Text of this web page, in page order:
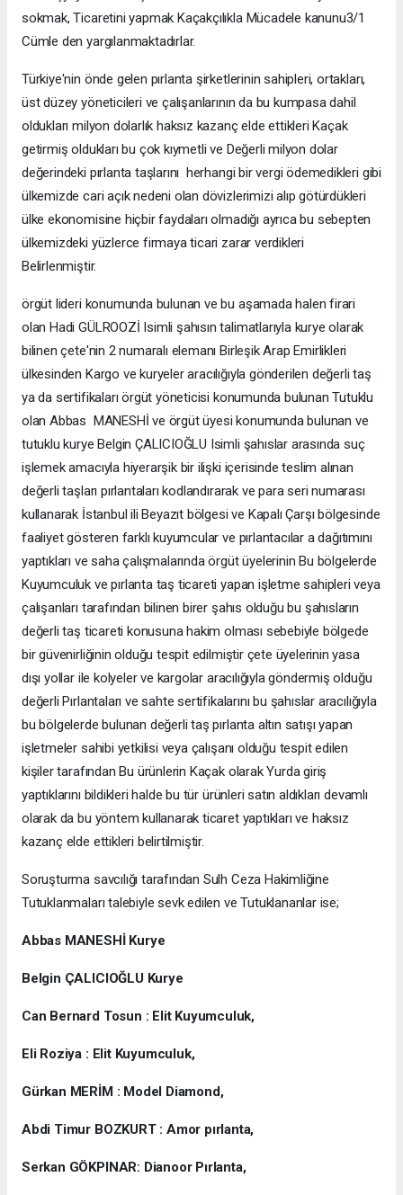
sokmak, Ticaretini yapmak Kaçakçılıkla Mücadele kanunu3/1
Cümle den yargılanmaktadırlar.
Türkiye'nin önde gelen pırlanta şirketlerinin sahipleri, ortakları,
üst düzey yöneticileri ve çalışanlarının da bu kumpasa dahil
oldukları milyon dolarlık haksız kazanç elde ettikleri Kaçak
getirmiş oldukları bu çok kıymetli ve Değerli milyon dolar
değerindeki pırlanta taşlarını herhangi bir vergi ödemedikleri gibi
ülkemizde cari açık nedeni olan dövizlerimizi alıp götürdükleri
ülke ekonomisine hiçbir faydaları olmadığı ayrıca bu sebepten
ülkemizdeki yüzlerce firmaya ticari zarar verdikleri
Belirlenmiştir.
örgüt lideri konumunda bulunan ve bu aşamada halen firari
olan Hadi GÜLROOZİ Isimli şahısın talimatlarıyla kurye olarak
bilinen çete'nin 2 numaralı elemanı Birleşik Arap Emirlikleri
ülkesinden Kargo ve kuryeler aracılığıyla gönderilen değerli taş
ya da sertifikaları örgüt yöneticisi konumunda bulunan Tutuklu
olan Abbas MANESHİ ve örgüt üyesi konumunda bulunan ve
tutuklu kurye Belgin ÇALICIOĞLU Isimli şahıslar arasında suç
işlemek amacıyla hiyerarşik bir ilişki içerisinde teslim alınan
değerli taşları pırlantaları kodlandırarak ve para seri numarası
kullanarak İstanbul ili Beyazıt bölgesi ve Kapalı Çarşı bölgesinde
faaliyet gösteren farklı kuyumcular ve pırlantacılar a dağıtımını
yaptıkları ve saha çalışmalarında örgüt üyelerinin Bu bölgelerde
Kuyumculuk ve pırlanta taş ticareti yapan işletme sahipleri veya
çalışanları tarafından bilinen birer şahıs olduğu bu şahısların
değerli taş ticareti konusuna hakim olması sebebiyle bölgede
bir güvenirliğinin olduğu tespit edilmiştir çete üyelerinin yasa
dışı yollar ile kolyeler ve kargolar aracılığıyla göndermiş olduğu
değerli Pırlantaları ve sahte sertifikalarını bu şahıslar aracılığıyla
bu bölgelerde bulunan değerli taş pırlanta altın satışı yapan
işletmeler sahibi yetkilisi veya çalışanı olduğu tespit edilen
kişiler tarafından Bu ürünlerin Kaçak olarak Yurda giriş
yaptıklarını bildikleri halde bu tür ürünleri satın aldıkları devamlı
olarak da bu yöntem kullanarak ticaret yaptıkları ve haksız
kazanç elde ettikleri belirtilmiştir.
Soruşturma savcılığı tarafından Sulh Ceza Hakimliğine
Tutuklanmaları talebiyle sevk edilen ve Tutuklananlar ise;
Abbas MANESHİ Kurye
Belgin ÇALICIOĞLU Kurye
Can Bernard Tosun : Elit Kuyumculuk,
Eli Roziya : Elit Kuyumculuk,
Gürkan MERİM : Model Diamond,
Abdi Timur BOZKURT : Amor pırlanta,
Serkan GÖKPINAR: Dianoor Pırlanta,